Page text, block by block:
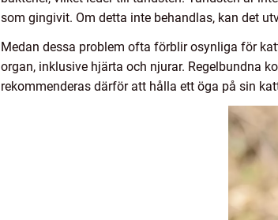
som gingivit. Om detta inte behandlas, kan det
Medan dessa problem ofta förblir osynliga för
organ, inklusive hjärta och njurar. Regelbundna
rekommenderas därför att hålla ett öga på sin